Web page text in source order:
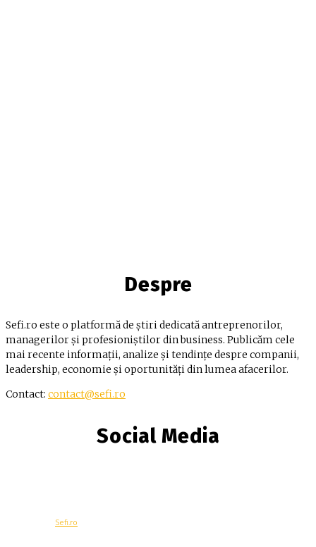
Despre
Sefi.ro este o platformă de știri dedicată antreprenorilor,
managerilor și profesioniștilor din business. Publicăm cele
mai recente informații, analize și tendințe despre companii,
leadership, economie și oportunități din lumea afacerilor.
Contact: contact@sefi.ro
Social Media
Sefi.ro